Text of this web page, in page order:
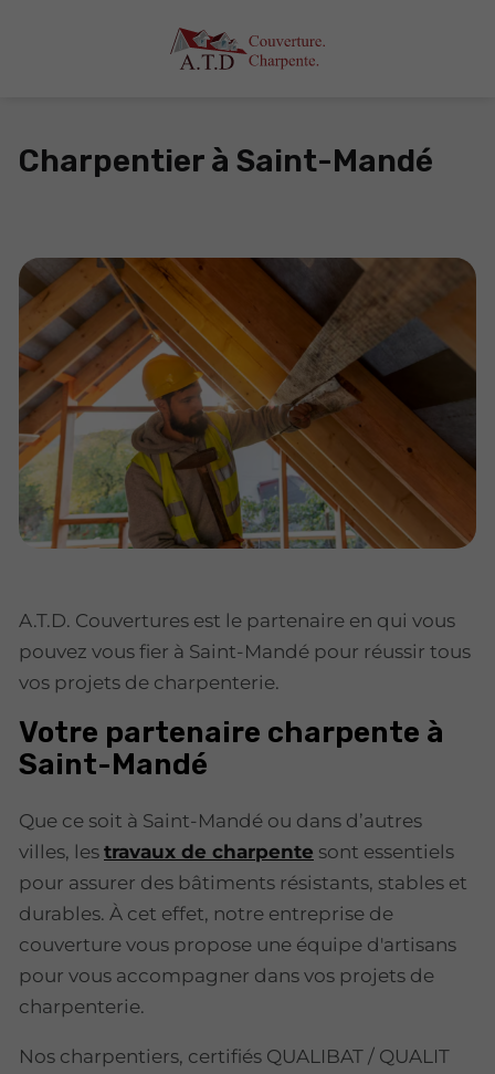
Charpentier à Saint-Mandé
A.T.D. Couvertures est le partenaire en qui vous
pouvez vous fier à Saint-Mandé pour réussir tous
vos projets de charpenterie.
Votre partenaire charpente à
Saint-Mandé
Que ce soit à Saint-Mandé ou dans d’autres
villes, les travaux de charpente sont essentiels
pour assurer des bâtiments résistants, stables et
durables. À cet effet, notre entreprise de
couverture vous propose une équipe d'artisans
pour vous accompagner dans vos projets de
charpenterie.
Nos charpentiers, certifiés QUALIBAT / QUALIT